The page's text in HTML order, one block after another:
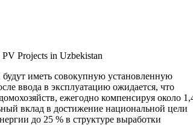
Projects in Uzbekistan
иметь совокупную установленную
ввода в эксплуатацию ожидается, что
ежегодно компенсируя около
вклад в достижение национальной цели
до 25 % в структуре выработки